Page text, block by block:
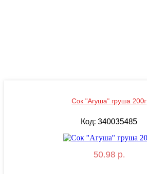
Сок "Агуша" груша 200г
Код: 340035485
50.98 р.